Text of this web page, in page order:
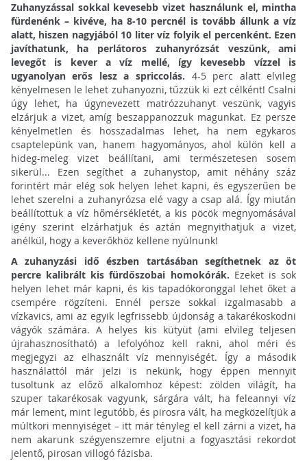
Zuhanyzással sokkal kevesebb vizet használunk el, mintha
fürdenénk – kivéve, ha 8-10 percnél is tovább állunk a víz
alatt, hiszen nagyjából 10 liter víz folyik el percenként. Ezen
javíthatunk, ha perlátoros zuhanyrózsát veszünk, ami
levegőt is kever a víz mellé, így kevesebb vízzel is
ugyanolyan erős lesz a spriccolás. 4-5 perc alatt elvileg
kényelmesen le lehet zuhanyozni, tűzzük ki ezt célként! Csalni
úgy lehet, ha úgynevezett matrózzuhanyt veszünk, vagyis
elzárjuk a vizet, amíg beszappanozzuk magunkat. Ez persze
kényelmetlen és hosszadalmas lehet, ha nem egykaros
csaptelepünk van, hanem hagyományos, ahol külön kell a
hideg-meleg vizet beállítani, ami természetesen sosem
sikerül... Ezen segíthet a zuhanystop, amit néhány száz
forintért már elég sok helyen lehet kapni, és egyszerűen be
lehet szerelni a zuhanyrózsa elé vagy a csap alá. Így miután
beállítottuk a víz hőmérsékletét, a kis pöcök megnyomásával
igény szerint elzárhatjuk és aztán megnyithatjuk a vizet,
anélkül, hogy a keverőkhöz kellene nyúlnunk!
A zuhanyzási idő észben tartásában segíthetnek az öt
percre kalibrált kis fürdőszobai homokórák. Ezeket is sok
helyen lehet már kapni, és kis tapadókoronggal lehet őket a
csempére rögzíteni. Ennél persze sokkal izgalmasabb a
vízkavics, ami az egyik legfrissebb újdonság a takarékoskodni
vágyók számára. A helyes kis kütyüt (ami elvileg teljesen
újrahasznosítható) a lefolyóhoz kell rakni, ahol méri és
megjegyzi az elhasznált víz mennyiségét. Így a második
használattól már jelzi is nekünk, hogy éppen mennyit
tusoltunk az előző alkalomhoz képest: zölden világít, ha
szuper takarékosak vagyunk, sárgára vált, ha feleannyi víz
már lement, mint legutóbb, és pirosra vált, ha megközelítjük a
múltkori mennyiséget – itt már tényleg el kell zárni a vizet, ha
nem akarunk szégyenszemre eljutni a fogyasztási rekordot
jelentő, pirosan villogó fázisba.